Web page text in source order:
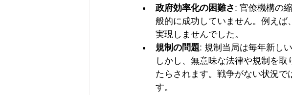
政府効率化の困難さ : 官僚機構の
般的に成功していません。例えば
実現しませんでした。
規制の問題: 規制当局は毎年新し
しかし、無意味な法律や規制を
たらされます。戦争がない状況で
す。